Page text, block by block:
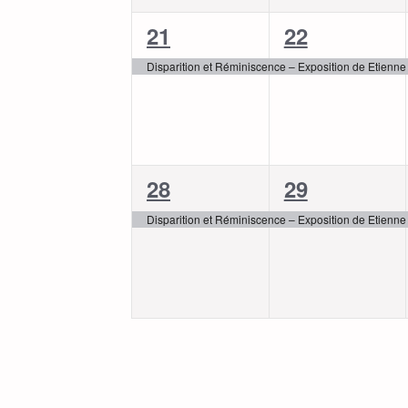
1
évènement,
21
Disparition et Réminiscence – Exposition de
1
évènement,
22
1
évènement,
28
Disparition et Réminiscence – Exposition de
1
évènement,
29